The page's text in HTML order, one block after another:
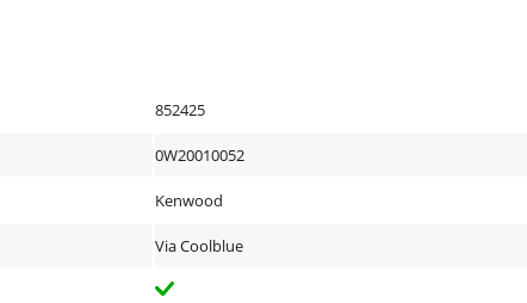
852425
0W20010052
Kenwood
Via Coolblue